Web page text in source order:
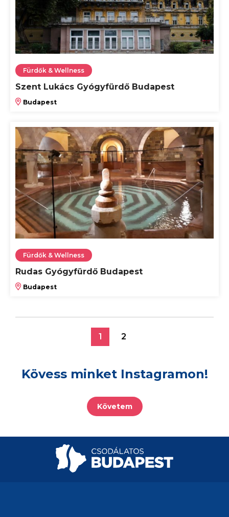
Fürdők & Wellness
Szent Lukács Gyógyfürdő Budapest
Budapest
Fürdők & Wellness
Rudas Gyógyfürdő Budapest
Budapest
1 2
Kövess minket Instagramon!
Követem